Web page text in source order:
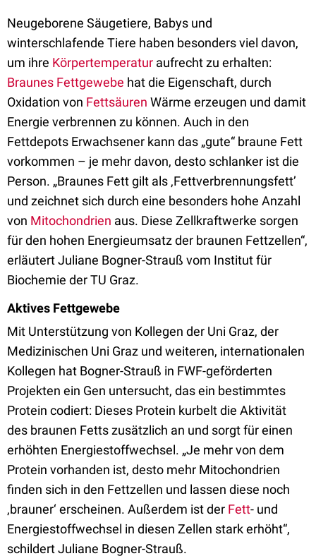
Neugeborene Säugetiere, Babys und
winterschlafende Tiere haben besonders viel davon,
um ihre Körpertemperatur aufrecht zu erhalten:
Braunes Fettgewebe hat die Eigenschaft, durch
Oxidation von Fettsäuren Wärme erzeugen und damit
Energie verbrennen zu können. Auch in den
Fettdepots Erwachsener kann das „gute“ braune Fett
vorkommen – je mehr davon, desto schlanker ist die
Person. „Braunes Fett gilt als ‚Fettverbrennungsfett’
und zeichnet sich durch eine besonders hohe Anzahl
von Mitochondrien aus. Diese Zellkraftwerke sorgen
für den hohen Energieumsatz der braunen Fettzellen“,
erläutert Juliane Bogner-Strauß vom Institut für
Biochemie der TU Graz.
Aktives Fettgewebe
Mit Unterstützung von Kollegen der Uni Graz, der
Medizinischen Uni Graz und weiteren, internationalen
Kollegen hat Bogner-Strauß in FWF-geförderten
Projekten ein Gen untersucht, das ein bestimmtes
Protein codiert: Dieses Protein kurbelt die Aktivität
des braunen Fetts zusätzlich an und sorgt für einen
erhöhten Energiestoffwechsel. „Je mehr von dem
Protein vorhanden ist, desto mehr Mitochondrien
finden sich in den Fettzellen und lassen diese noch
‚brauner‘ erscheinen. Außerdem ist der Fett- und
Energiestoffwechsel in diesen Zellen stark erhöht“,
schildert Juliane Bogner-Strauß.